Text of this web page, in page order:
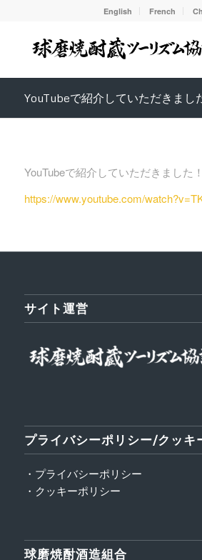
English French
YouTubeで紹介していただきまし
YouTubeで紹介していただきました！
https://www.youtube.com/
サイト運営
プライバシーポリシー/クッキ
・プライバシーポリシー
・クッキーポリシー
球磨焼酎酒造組合